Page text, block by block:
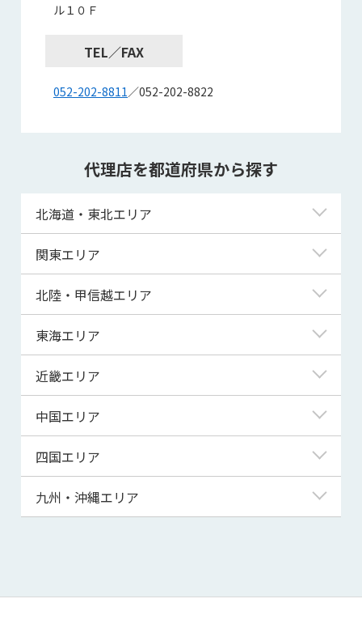
ル１０Ｆ
TEL／FAX
052-202-8811／052-202-8822
代理店を都道府県から探す
北海道・東北エリア
北海道
青森県
宮城県
秋田県
山形県
関東エリア
東京都
神奈川県
埼玉県
千葉県
茨城県
群馬県
北陸・甲信越エリア
新潟県
富山県
福井県
山梨県
長野県
東海エリア
岐阜県
静岡県
三重県
近畿エリア
滋賀県
京都府
大阪府
兵庫県
和歌山県
中国エリア
鳥取県
島根県
山口県
四国エリア
徳島県
高知県
九州・沖縄エリア